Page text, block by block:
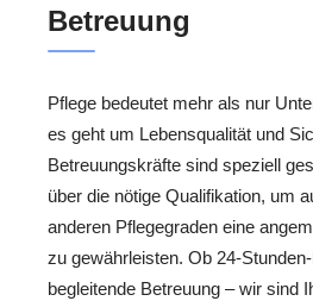
Betreuung
Pflege bedeutet mehr als nur
es geht um Lebensqualität und
Betreuungskräfte sind speziell
über die nötige Qualifikation, um
anderen Pflegegraden eine
zu gewährleisten. Ob 24-
begleitende Betreuung – wir sind